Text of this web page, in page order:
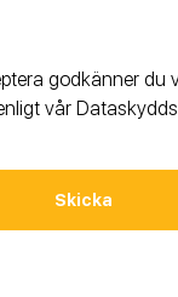
godkänner du
vår